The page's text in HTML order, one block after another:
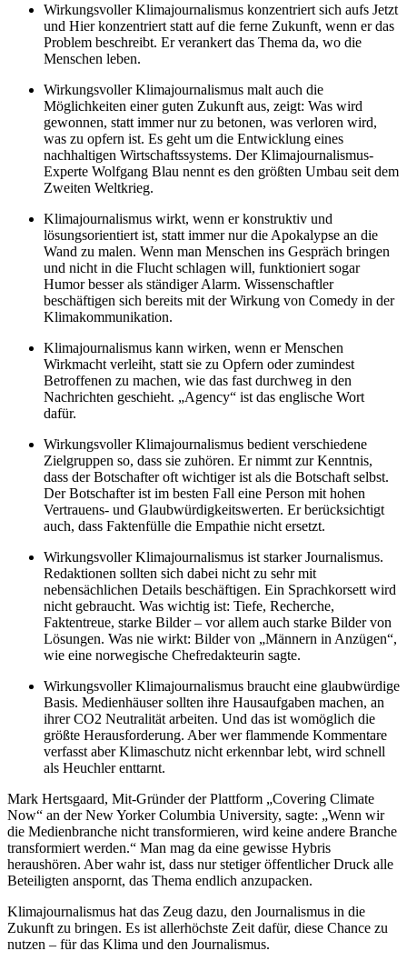
Wirkungsvoller Klimajournalismus konzentriert sich aufs Jetzt
und Hier konzentriert statt auf die ferne Zukunft, wenn er das
Problem beschreibt. Er verankert das Thema da, wo die
Menschen leben.
Wirkungsvoller Klimajournalismus malt auch die
Möglichkeiten einer guten Zukunft aus, zeigt: Was wird
gewonnen, statt immer nur zu betonen, was verloren wird,
was zu opfern ist. Es geht um die Entwicklung eines
nachhaltigen Wirtschaftssystems. Der Klimajournalismus-
Experte Wolfgang Blau nennt es den größten Umbau seit dem
Zweiten Weltkrieg.
Klimajournalismus wirkt, wenn er konstruktiv und
lösungsorientiert ist, statt immer nur die Apokalypse an die
Wand zu malen. Wenn man Menschen ins Gespräch bringen
und nicht in die Flucht schlagen will, funktioniert sogar
Humor besser als ständiger Alarm. Wissenschaftler
beschäftigen sich bereits mit der Wirkung von Comedy in der
Klimakommunikation.
Klimajournalismus kann wirken, wenn er Menschen
Wirkmacht verleiht, statt sie zu Opfern oder zumindest
Betroffenen zu machen, wie das fast durchweg in den
Nachrichten geschieht. „Agency“ ist das englische Wort
dafür.
Wirkungsvoller Klimajournalismus bedient verschiedene
Zielgruppen so, dass sie zuhören. Er nimmt zur Kenntnis,
dass der Botschafter oft wichtiger ist als die Botschaft selbst.
Der Botschafter ist im besten Fall eine Person mit hohen
Vertrauens- und Glaubwürdigkeitswerten. Er berücksichtigt
auch, dass Faktenfülle die Empathie nicht ersetzt.
Wirkungsvoller Klimajournalismus ist starker Journalismus.
Redaktionen sollten sich dabei nicht zu sehr mit
nebensächlichen Details beschäftigen. Ein Sprachkorsett wird
nicht gebraucht. Was wichtig ist: Tiefe, Recherche,
Faktentreue, starke Bilder – vor allem auch starke Bilder von
Lösungen. Was nie wirkt: Bilder von „Männern in Anzügen“,
wie eine norwegische Chefredakteurin sagte.
Wirkungsvoller Klimajournalismus braucht eine glaubwürdige
Basis. Medienhäuser sollten ihre Hausaufgaben machen, an
ihrer CO2 Neutralität arbeiten. Und das ist womöglich die
größte Herausforderung. Aber wer flammende Kommentare
verfasst aber Klimaschutz nicht erkennbar lebt, wird schnell
als Heuchler enttarnt.
Mark Hertsgaard, Mit-Gründer der Plattform „Covering Climate
Now“ an der New Yorker Columbia University, sagte: „Wenn wir
die Medienbranche nicht transformieren, wird keine andere Branche
transformiert werden.“ Man mag da eine gewisse Hybris
heraushören. Aber wahr ist, dass nur stetiger öffentlicher Druck alle
Beteiligten anspornt, das Thema endlich anzupacken.
Klimajournalismus hat das Zeug dazu, den Journalismus in die
Zukunft zu bringen. Es ist allerhöchste Zeit dafür, diese Chance zu
nutzen – für das Klima und den Journalismus.